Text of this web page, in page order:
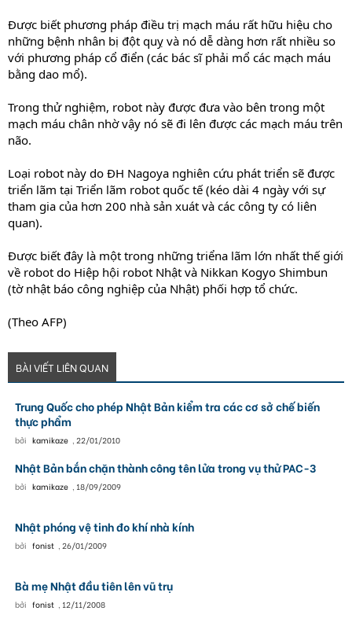
Được biết phương pháp điều trị mạch máu rất hữu hiệu cho
những bệnh nhân bị đột quỵ và nó dễ dàng hơn rất nhiều so
với phương pháp cổ điển (các bác sĩ phải mổ các mạch máu
bằng dao mổ).
Trong thử nghiệm, robot này được đưa vào bên trong một
mạch máu chân nhờ vậy nó sẽ đi lên được các mạch máu trên
não.
Loại robot này do ĐH Nagoya nghiên cứu phát triển sẽ được
triển lãm tại Triển lãm robot quốc tế (kéo dài 4 ngày với sự
tham gia của hơn 200 nhà sản xuát và các công ty có liên
quan).
Được biết đây là một trong những triểna lãm lớn nhất thế giới
về robot do Hiệp hội robot Nhật và Nikkan Kogyo Shimbun
(tờ nhật báo công nghiệp của Nhật) phối hợp tổ chức.
(Theo AFP)
BÀI VIẾT LIÊN QUAN
Trung Quốc cho phép Nhật Bản kiểm tra các cơ sở chế biến
thực phẩm
bởi kamikaze , 22/01/2010
Nhật Bản bắn chặn thành công tên lửa trong vụ thử PAC-3
bởi kamikaze , 18/09/2009
Nhật phóng vệ tinh đo khí nhà kính
bởi fonist , 26/01/2009
Bà mẹ Nhật đầu tiên lên vũ trụ
bởi fonist , 12/11/2008